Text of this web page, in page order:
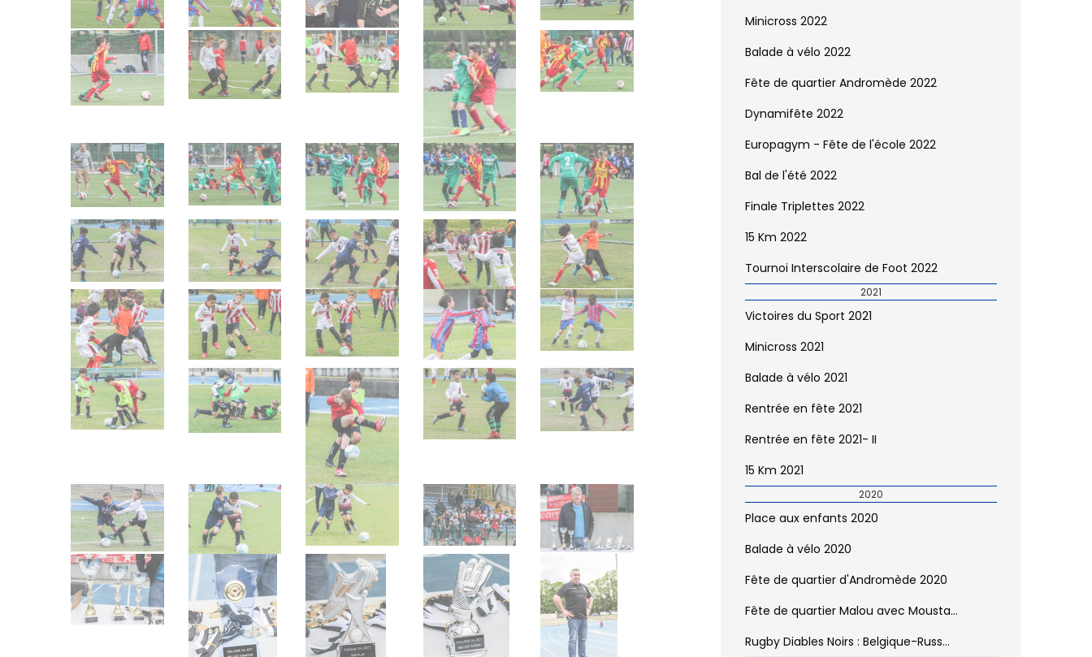
Minicross 2022
Balade à vélo 2022
Fête de quartier Andromède 2022
Dynamifête 2022
Europagym - Fête de l'école 2022
Bal de l'été 2022
Finale Triplettes 2022
15 Km 2022
Tournoi Interscolaire de Foot 2022
2021
Victoires du Sport 2021
Minicross 2021
Balade à vélo 2021
Rentrée en fête 2021
Rentrée en fête 2021- II
15 Km 2021
2020
Place aux enfants 2020
Balade à vélo 2020
Fête de quartier d'Andromède 2020
Fête de quartier Malou avec Mousta...
Rugby Diables Noirs : Belgique-Russ...